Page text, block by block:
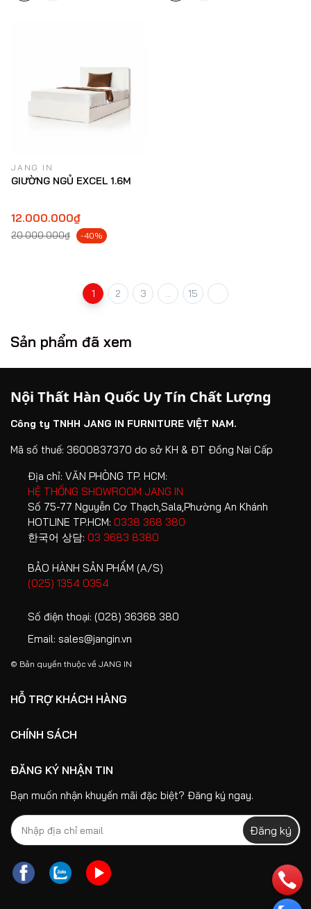
JANG IN
GIƯỜNG NGỦ EXCEL 1.6M
12.000.000₫
20.000.000₫ -40%
1 2 3 ... 15
Sản phẩm đã xem
Nội Thất Hàn Quốc Uy Tín Chất Lượng
Công ty TNHH JANG IN FURNITURE VIỆT NAM.
Mã số thuế: 3600837370 do sở KH & ĐT Đồng Nai Cấp
Địa chỉ: VĂN PHÒNG TP. HCM:
HỆ THỐNG SHOWROOM JANG IN
Số 75-77 Nguyễn Cơ Thạch,Sala,Phường An Khánh
HOTLINE TP.HCM: 0338 368 380
한국어 상담: 03 3683 8380
BẢO HÀNH SẢN PHẨM (A/S)
(025) 1354 0354
Số điện thoại: (028) 36368 380
Email: sales@jangin.vn
© Bản quyền thuộc về JANG IN
HỖ TRỢ KHÁCH HÀNG
CHÍNH SÁCH
ĐĂNG KÝ NHẬN TIN
Bạn muốn nhận khuyến mãi đặc biệt? Đăng ký ngay.
Đăng ký